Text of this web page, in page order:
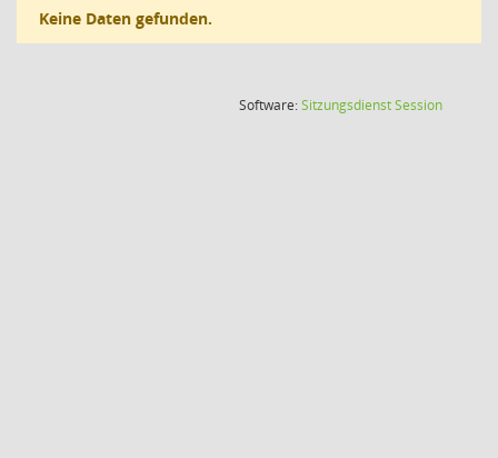
Keine Daten gefunden.
Software:SitzungsdienstSession(Wird in